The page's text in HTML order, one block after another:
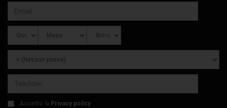
Accetto la Privacy policy